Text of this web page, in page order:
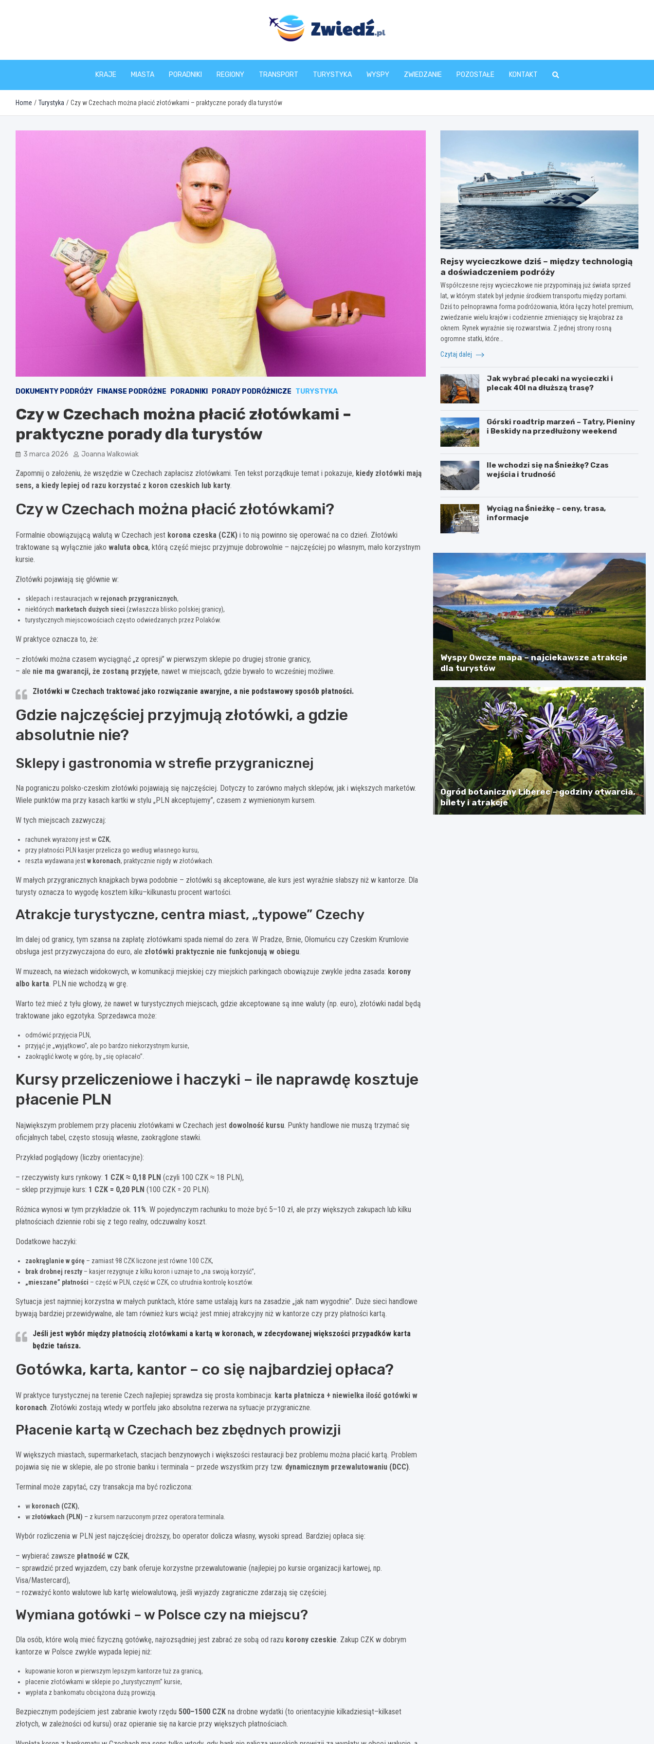
zwiedz.pl
KRAJE MIASTA PORADNIKI REGIONY TRANSPORT TURYSTYKA WYSPY ZWIEDZANIE POZOSTAŁE KONTAKT
Home Turystyka Czy w Czechach można płacić złotówkami – praktyczne porady dla turystów
DOKUMENTY PODRÓŻY FINANSE PODRÓŻNE PORADNIKI PORADY PODRÓŻNICZE TURYSTYKA
Czy w Czechach można płacić złotówkami –
praktyczne porady dla turystów
3 marca 2026 Joanna Walkowiak
Zapomnij o założeniu, że wszędzie w Czechach zapłacisz złotówkami. Ten tekst porządkuje temat i pokazuje, kiedy złotówki mają
sens, a kiedy lepiej od razu korzystać z koron czeskich lub karty.
Czy w Czechach można płacić złotówkami?
Formalnie obowiązującą walutą w Czechach jest korona czeska (CZK) i to nią powinno się operować na co dzień. Złotówki
traktowane są wyłącznie jako waluta obca, którą część miejsc przyjmuje dobrowolnie – najczęściej po własnym, mało korzystnym
kursie.
Złotówki pojawiają się głównie w:
sklepach i restauracjach w rejonach przygranicznych,
niektórych marketach dużych sieci (zwłaszcza blisko polskiej granicy),
turystycznych miejscowościach często odwiedzanych przez Polaków.
W praktyce oznacza to, że:
– złotówki można czasem wyciągnąć „z opresji” w pierwszym sklepie po drugiej stronie granicy,
– ale nie ma gwarancji, że zostaną przyjęte, nawet w miejscach, gdzie bywało to wcześniej możliwe.
Złotówki w Czechach traktować jako rozwiązanie awaryjne, a nie podstawowy sposób płatności.
Gdzie najczęściej przyjmują złotówki, a gdzie
absolutnie nie?
Sklepy i gastronomia w strefie przygranicznej
Na pograniczu polsko-czeskim złotówki pojawiają się najczęściej. Dotyczy to zarówno małych sklepów, jak i większych marketów.
Wiele punktów ma przy kasach kartki w stylu „PLN akceptujemy”, czasem z wymienionym kursem.
W tych miejscach zazwyczaj:
rachunek wyrażony jest w CZK,
przy płatności PLN kasjer przelicza go według własnego kursu,
reszta wydawana jestw koronach, praktycznie nigdy w złotówkach.
W małych przygranicznych knajpkach bywa podobnie – złotówki są akceptowane, ale kurs jest wyraźnie słabszy niż w kantorze. Dla
turysty oznacza to wygodę kosztem kilku–kilkunastu procent wartości.
Atrakcje turystyczne, centra miast, „typowe” Czechy
Im dalej od granicy, tym szansa na zapłatę złotówkami spada niemal do zera. W Pradze, Brnie, Ołomuńcu czy Czeskim Krumlovie
obsługa jest przyzwyczajona do euro, ale złotówki praktycznie nie funkcjonują w obiegu.
W muzeach, na wieżach widokowych, w komunikacji miejskiej czy miejskich parkingach obowiązuje zwykle jedna zasada: korony
albo karta. PLN nie wchodzą w grę.
Warto też mieć z tyłu głowy, że nawet w turystycznych miejscach, gdzie akceptowane są inne waluty (np. euro), złotówki nadal będą
traktowane jako egzotyka. Sprzedawca może:
odmówić przyjęcia PLN,
przyjąć je „wyjątkowo”, ale po bardzo niekorzystnym kursie,
zaokrąglić kwotę w górę, by „się opłacało”.
Kursy przeliczeniowe i haczyki – ile naprawdę kosztuje
płacenie PLN
Największym problemem przy płaceniu złotówkami w Czechach jest dowolność kursu. Punkty handlowe nie muszą trzymać się
oficjalnych tabel, często stosują własne, zaokrąglone stawki.
Przykład poglądowy (liczby orientacyjne):
– rzeczywisty kurs rynkowy: 1 CZK ≈ 0,18 PLN (czyli 100 CZK ≈ 18 PLN),
– sklep przyjmuje kurs: 1 CZK = 0,20 PLN (100 CZK = 20 PLN).
Różnica wynosi w tym przykładzie ok. 11%. W pojedynczym rachunku to może być 5–10 zł, ale przy większych zakupach lub kilku
płatnościach dziennie robi się z tego realny, odczuwalny koszt.
Dodatkowe haczyki:
zaokrąglanie w górę – zamiast 98 CZK liczone jest równe 100 CZK,
brak drobnej reszty– kasjer rezygnuje z kilku koron i uznaje to „na swoją korzyść”,
„mieszane” płatności – część w PLN, część w CZK, co utrudnia kontrolę kosztów.
Sytuacja jest najmniej korzystna w małych punktach, które same ustalają kurs na zasadzie „jak nam wygodnie”. Duże sieci handlowe
bywają bardziej przewidywalne, ale tam również kurs wciąż jest mniej atrakcyjny niż w kantorze czy przy płatności kartą.
Jeśli jest wybór między płatnością złotówkami a kartą w koronach, w zdecydowanej większości przypadków karta
będzie tańsza.
Gotówka, karta, kantor – co się najbardziej opłaca?
W praktyce turystycznej na terenie Czech najlepiej sprawdza się prosta kombinacja: karta płatnicza + niewielka ilość gotówki w
koronach. Złotówki zostają wtedy w portfelu jako absolutna rezerwa na sytuacje przygraniczne.
Płacenie kartą w Czechach bez zbędnych prowizji
W większych miastach, supermarketach, stacjach benzynowych i większości restauracji bez problemu można płacić kartą. Problem
pojawia się nie w sklepie, ale po stronie banku i terminala – przede wszystkim przy tzw. dynamicznym przewalutowaniu (DCC).
Terminal może zapytać, czy transakcja ma być rozliczona:
w koronach (CZK),
w złotówkach (PLN) – z kursem narzuconym przez operatora terminala.
Wybór rozliczenia w PLN jest najczęściej droższy, bo operator dolicza własny, wysoki spread. Bardziej opłaca się:
– wybierać zawsze płatność w CZK,
– sprawdzić przed wyjazdem, czy bank oferuje korzystne przewalutowanie (najlepiej po kursie organizacji kartowej, np.
Visa/Mastercard),
– rozważyć konto walutowe lub kartę wielowalutową, jeśli wyjazdy zagraniczne zdarzają się częściej.
Wymiana gotówki – w Polsce czy na miejscu?
Dla osób, które wolą mieć fizyczną gotówkę, najrozsądniej jest zabrać ze sobą od razu korony czeskie. Zakup CZK w dobrym
kantorze w Polsce zwykle wypada lepiej niż:
kupowanie koron w pierwszym lepszym kantorze tuż za granicą,
płacenie złotówkami w sklepie po „turystycznym” kursie,
wypłata z bankomatu obciążona dużą prowizją.
Bezpiecznym podejściem jest zabranie kwoty rzędu 500–1500 CZK na drobne wydatki (to orientacyjnie kilkadziesiąt–kilkaset
złotych, w zależności od kursu) oraz opieranie się na karcie przy większych płatnościach.
Rejsy wycieczkowe dziś – między technologią
a doświadczeniem podróży
Współczesne rejsy wycieczkowe nie przypominają już świata sprzed
lat, w którym statek był jedynie środkiem transportu między portami.
Dziś to pełnoprawna forma podróżowania, która łączy hotel premium,
zwiedzanie wielu krajów i codziennie zmieniający się krajobraz za
oknem. Rynek wyraźnie się rozwarstwia. Z jednej strony rosną
ogromne statki, które…
Czytaj dalej
Jak wybrać plecaki na wycieczki i
plecak 40l na dłuższą trasę?
Górski roadtrip marzeń – Tatry, Pieniny
i Beskidy na przedłużony weekend
Ile wchodzi się na Śnieżkę? Czas
wejścia i trudność
Wyciąg na Śnieżkę – ceny, trasa,
informacje
Wyspy Owcze mapa – najciekawsze atrakcje
dla turystów
Ogród botaniczny Liberec – godziny otwarcia,
bilety i atrakcje